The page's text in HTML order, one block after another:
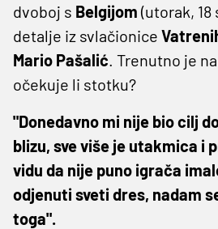
dvoboj s Belgijom (utorak,
detalje iz svlačionice
Mario Pašalić. Trenutno je
očekuje li stotku?
"Donedavno mi nije bio cilj
blizu, sve više je utakmica i
vidu da nije puno igrača
odjenuti sveti dres, nadam
toga".